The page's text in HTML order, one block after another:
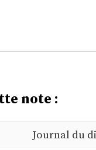
note :
Journal du